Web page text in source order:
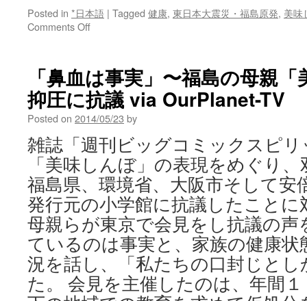
Posted in *日本語 | Tagged 健康, 東日本大震災・福島原発, 美味
Comments Offon
診
た
専
門
家
が
言
「子
ど
も
の
鼻
は
放
「鼻血は事実」〜福島の母親
抑圧に抗議 via OurPlanet-TV
Posted on 2014/05/23 by
雑誌「週刊ビッグコミックスピ
「美味しんぼ」の表現をめぐり
福島県、環境省、大阪市そして安
発行元の小学館に抗議したことに
母親らが東京で会見をし抗議の
ているのは事実と、家族の健康
況を話し、「私たちの口封じと
た。 会見を主催したのは、年間